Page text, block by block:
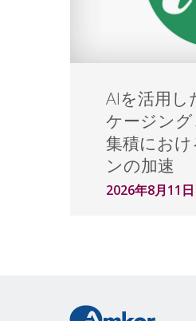
AIを活用し
ケージン
集積にお
ンの加速
2026年8月11日